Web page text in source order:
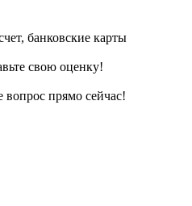
банковские карты
свою оценку!
вопрос прямо сейчас!